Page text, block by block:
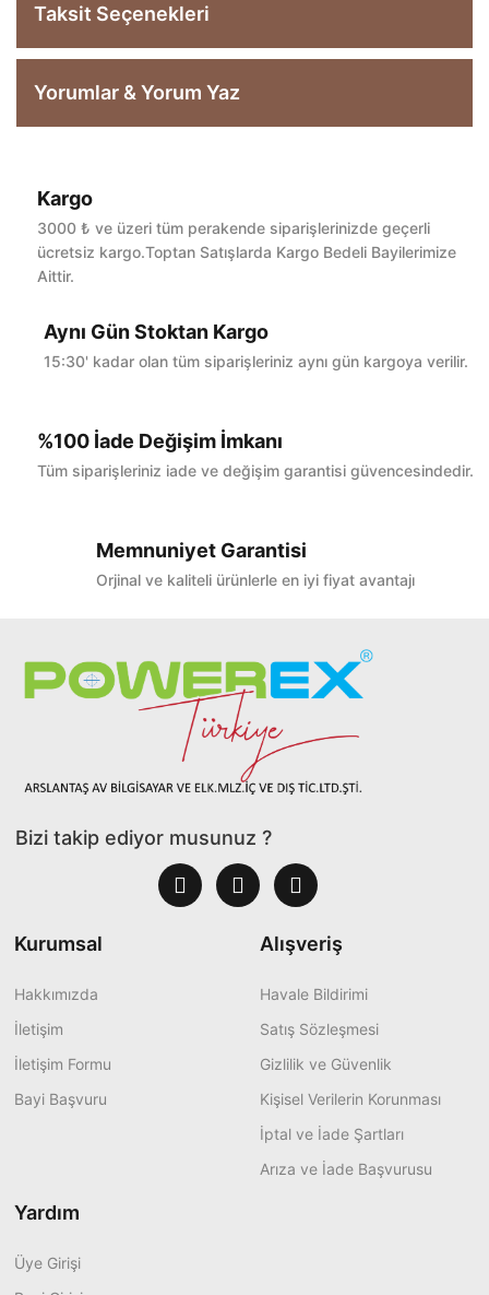
Taksit Seçenekleri
Yorumlar & Yorum Yaz
Bu ürüne ilk yorumu siz yapın!
Kargo
3000 ₺ ve üzeri tüm perakende siparişlerinizde geçerli
ücretsiz kargo.Toptan Satışlarda Kargo Bedeli Bayilerimize
Aittir.
Aynı Gün Stoktan Kargo
15:30' kadar olan tüm siparişleriniz aynı gün kargoya verilir.
%100 İade Değişim İmkanı
Tüm siparişleriniz iade ve değişim garantisi güvencesindedir.
Memnuniyet Garantisi
Orjinal ve kaliteli ürünlerle en iyi fiyat avantajı
Bizi takip ediyor musunuz ?
Kurumsal
Hakkımızda
İletişim
İletişim Formu
Bayi Başvuru
Alışveriş
Havale Bildirimi
Satış Sözleşmesi
Gizlilik ve Güvenlik
Kişisel Verilerin Korunması
İptal ve İade Şartları
Arıza ve İade Başvurusu
Yardım
Üye Girişi